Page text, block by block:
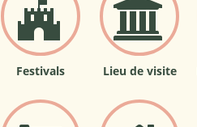
Festivals Lieu de visite